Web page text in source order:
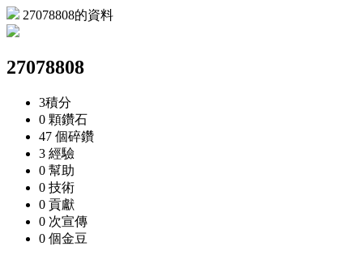
27078808的資料
27078808
3積分
0 顆鑽石
47 個碎鑽
3 經驗
0 幫助
0 技術
0 貢獻
0 次宣傳
0 個金豆